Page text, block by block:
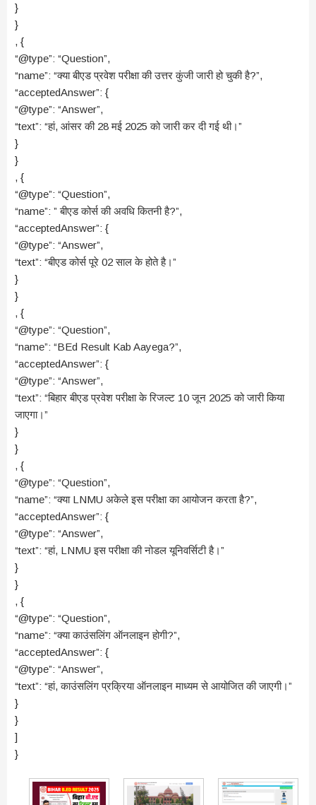
}
}
, {
“@type”: “Question”,
“name”: “क्या बीएड प्रवेश परीक्षा की उत्तर कुंजी जारी हो चुकी है?”,
“acceptedAnswer”: {
“@type”: “Answer”,
“text”: “हां, आंसर की 28 मई 2025 को जारी कर दी गई थी।”
}
}
, {
“@type”: “Question”,
“name”: ” बीएड कोर्स की अवधि कितनी है?”,
“acceptedAnswer”: {
“@type”: “Answer”,
“text”: “बीएड कोर्स पूरे 02 साल के होते है।”
}
}
, {
“@type”: “Question”,
“name”: “BEd Result Kab Aayega?”,
“acceptedAnswer”: {
“@type”: “Answer”,
“text”: “बिहार बीएड प्रवेश परीक्षा के रिजल्ट 10 जून 2025 को जारी किया
जाएगा।”
}
}
, {
“@type”: “Question”,
“name”: “क्या LNMU अकेले इस परीक्षा का आयोजन करता है?”,
“acceptedAnswer”: {
“@type”: “Answer”,
“text”: “हां, LNMU इस परीक्षा की नोडल यूनिवर्सिटी है।”
}
}
, {
“@type”: “Question”,
“name”: “क्या काउंसलिंग ऑनलाइन होगी?”,
“acceptedAnswer”: {
“@type”: “Answer”,
“text”: “हां, काउंसलिंग प्रक्रिया ऑनलाइन माध्यम से आयोजित की जाएगी।”
}
}
]
}